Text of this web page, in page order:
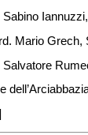
Mario Grech,